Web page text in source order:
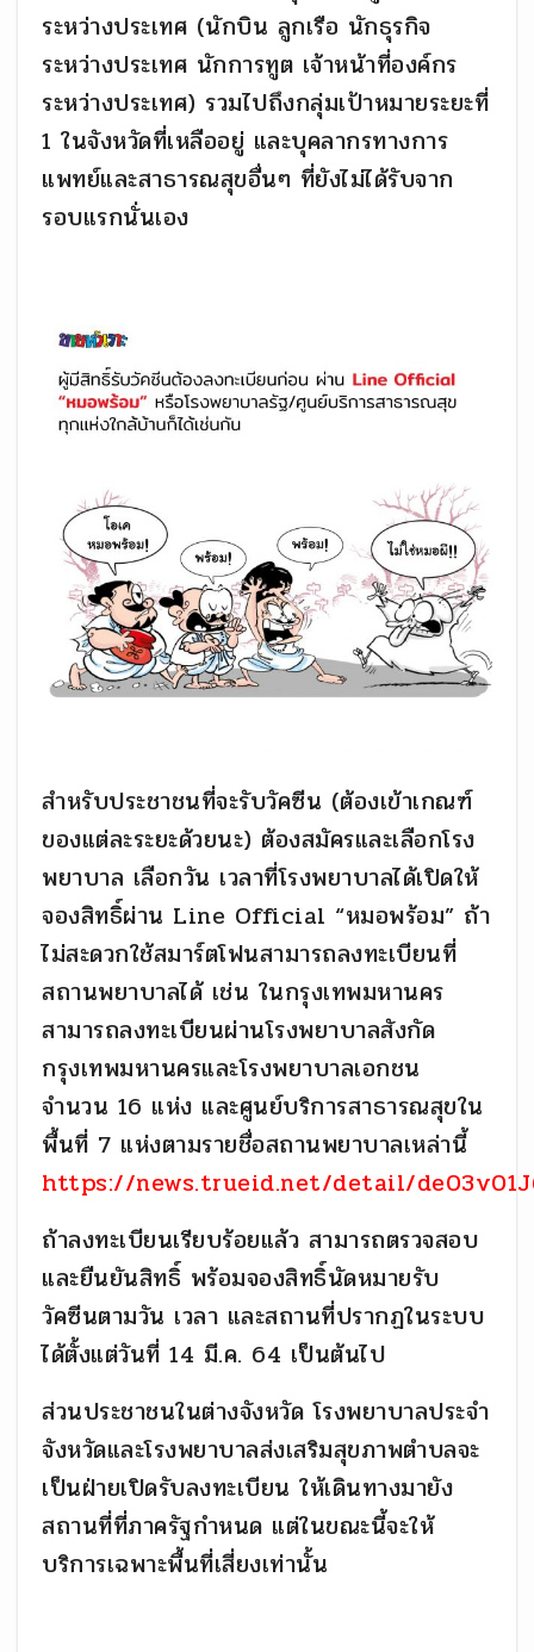
ระหว่างประเทศ (นักบิน ลูกเรือ นักธุรกิจ
ระหว่างประเทศ นักการทูต เจ้าหน้าที่องค์กร
ระหว่างประเทศ) รวมไปถึงกลุ่มเป้าหมายระยะที่
1 ในจังหวัดที่เหลืออยู่ และบุคลากรทางการ
แพทย์และสาธารณสุขอื่นๆ ที่ยังไม่ได้รับจาก
รอบแรกนั่นเอง
สำหรับประชาชนที่จะรับวัคซีน (ต้องเข้าเกณฑ์
ของแต่ละระยะด้วยนะ) ต้องสมัครและเลือกโรง
พยาบาล เลือกวัน เวลาที่โรงพยาบาลได้เปิดให้
จองสิทธิ์ผ่าน Line Official “หมอพร้อม” ถ้า
ไม่สะดวกใช้สมาร์ตโฟนสามารถลงทะเบียนที่
สถานพยาบาลได้ เช่น ในกรุงเทพมหานคร
สามารถลงทะเบียนผ่านโรงพยาบาลสังกัด
กรุงเทพมหานครและโรงพยาบาลเอกชน
จำนวน 16 แห่ง และศูนย์บริการสาธารณสุขใน
พื้นที่ 7 แห่งตามรายชื่อสถานพยาบาลเหล่านี้
https://news.trueid.net/detail/
ถ้าลงทะเบียนเรียบร้อยแล้ว สามารถตรวจสอบ
และยืนยันสิทธิ์ พร้อมจองสิทธิ์นัดหมายรับ
วัคซีนตามวัน เวลา และสถานที่ปรากฏในระบบ
ได้ตั้งแต่วันที่ 14 มี.ค. 64 เป็นต้นไป
ส่วนประชาชนในต่างจังหวัด โรงพยาบาลประจำ
จังหวัดและโรงพยาบาลส่งเสริมสุขภาพตำบลจะ
เป็นฝ่ายเปิดรับลงทะเบียน ให้เดินทางมายัง
สถานที่ที่ภาครัฐกำหนด แต่ในขณะนี้จะให้
บริการเฉพาะพื้นที่เสี่ยงเท่านั้น